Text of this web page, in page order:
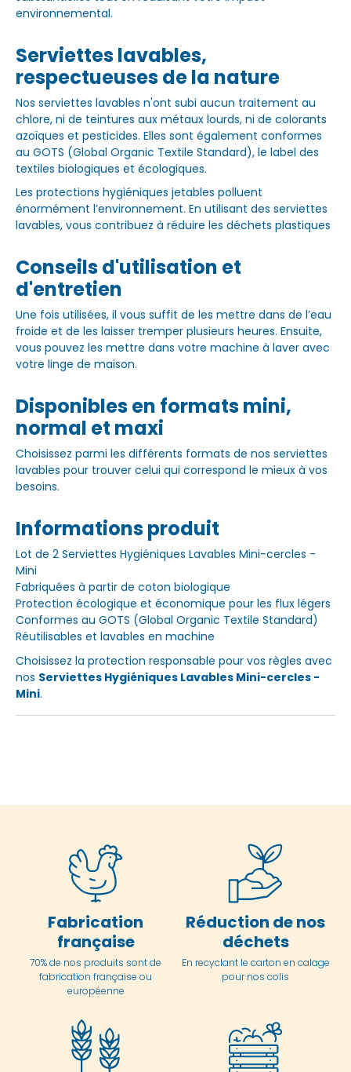
environnemental.
Serviettes lavables,
respectueuses de la nature
Nos serviettes lavables n'ont subi aucun traitement au
chlore, ni de teintures aux métaux lourds, ni de colorants
azoïques et pesticides. Elles sont également conformes
au GOTS (Global Organic Textile Standard), le label des
textiles biologiques et écologiques.
Les protections hygiéniques jetables polluent
énormément l’environnement. En utilisant des serviettes
lavables, vous contribuez à réduire les déchets plastiques
Conseils d'utilisation et
d'entretien
Une fois utilisées, il vous suffit de les mettre dans de l’eau
froide et de les laisser tremper plusieurs heures. Ensuite,
vous pouvez les mettre dans votre machine à laver avec
votre linge de maison.
Disponibles en formats mini,
normal et maxi
Choisissez parmi les différents formats de nos serviettes
lavables pour trouver celui qui correspond le mieux à vos
besoins.
Informations produit
Lot de 2 Serviettes Hygiéniques Lavables Mini-cercles -
Mini
Fabriquées à partir de coton biologique
Protection écologique et économique pour les flux légers
Conformes au GOTS (Global Organic Textile Standard)
Réutilisables et lavables en machine
Choisissez la protection responsable pour vos règles avec
nos Serviettes Hygiéniques Lavables Mini-cercles -
Mini.
Fabrication
française
70% de nos produits sont de
fabrication française ou
européenne
Réduction de nos
déchets
En recyclant le carton en calage
pour nos colis